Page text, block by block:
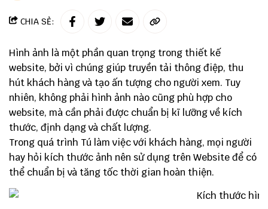
CHIA SẺ:
Hình ảnh là một phần quan trọng trong thiết kế
website, bởi vì chúng giúp truyền tải thông điệp, thu
hút khách hàng và tạo ấn tượng cho người xem. Tuy
nhiên, không phải hình ảnh nào cũng phù hợp cho
website, mà cần phải được chuẩn bị kĩ lưỡng về kích
thước, định dạng và chất lượng.
Trong quá trình Tú làm việc với khách hàng, mọi người
hay hỏi kích thước ảnh nên sử dụng trên Website để có
thể chuẩn bị và tăng tốc thời gian hoàn thiện.